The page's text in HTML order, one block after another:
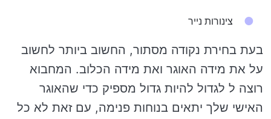
צינורות נייר
בעת בחירת נקודה מסתור, החשוב ביותר לחשוב
על את מידה האוגר ואת מידה הכלוב. המחבוא
רוצה ל לגדול להיות גדול מספיק כדי שהאוגר
האישי שלך יתאים בנוחות פנימה, עם זאת לא כל